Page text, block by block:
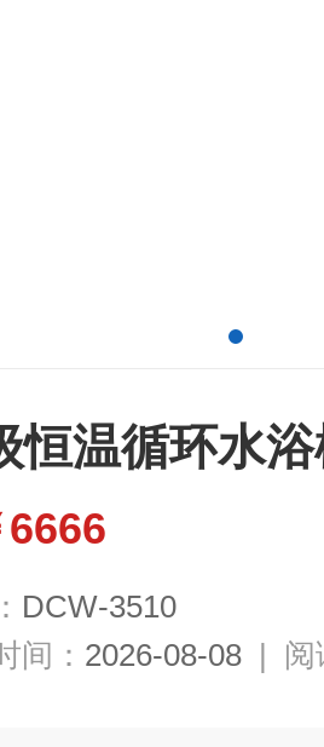
恒温循环水
6666
DCW-3510
间： 2026-08-08 | 阅